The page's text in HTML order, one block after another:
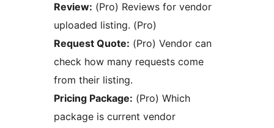
Review: (Pro) Reviews for vendor
uploaded listing. (Pro)
Request Quote: (Pro) Vendor can
check how many requests come
from their listing.
Pricing Package: (Pro) Which
package is current vendor